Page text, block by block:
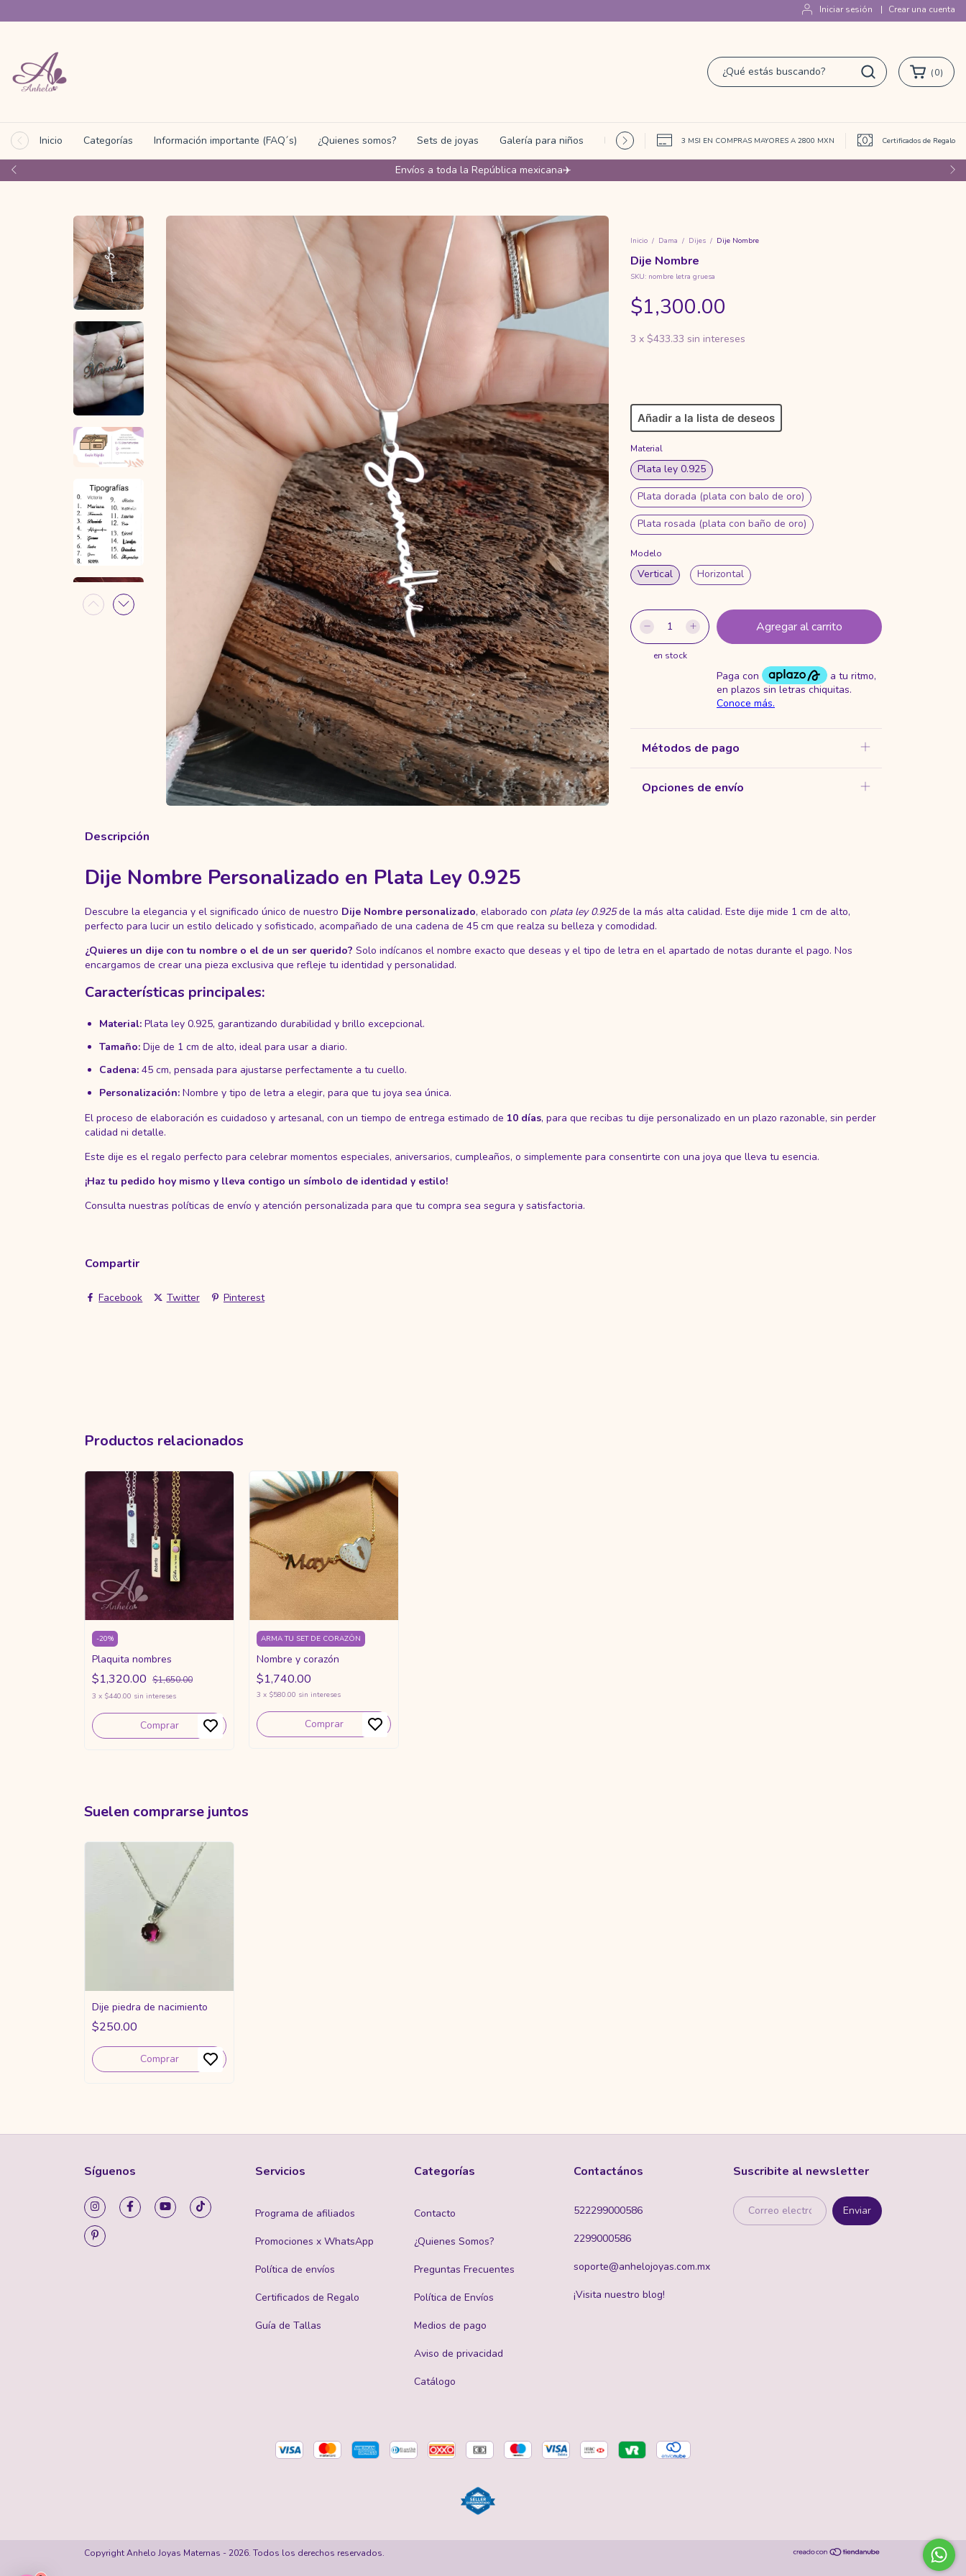
Iniciar sesión | Crear una cuenta
Envíos a toda la República mexicana✈️
(0)
Inicio Categorías Información importante (FAQ´s) ¿Quienes somos? Sets de joyas Galería para niños Programa de afiliados3 MSI EN COMPRAS MAYORES A 2800 MXN Certificados de Regalo
Inicio / Dama / Dijes / Dije Nombre
Dije Nombre
SKU: nombre letra gruesa
$1,300.00
3 x $433.33 sin intereses
Añadir a la lista de deseos
Material
Plata ley 0.925
Plata dorada (plata con balo de oro)
Plata rosada (plata con baño de oro)
Modelo
Vertical Horizontal
en stock
Métodos de pago
Opciones de envío
Descripción
Dije Nombre Personalizado en Plata Ley 0.925
Descubre la elegancia y el significado único de nuestro Dije Nombre personalizado, elaborado con plata ley 0.925de la más alta calidad. Este dije mide 1 cm de alto,
perfecto para lucir un estilo delicado y sofisticado, acompañado de una cadena de 45 cm que realza su belleza y comodidad.
¿Quieres un dije con tu nombre o el de un ser querido? Solo indícanos el nombre exacto que deseas y el tipo de letra en el apartado de notas durante el pago. Nos
encargamos de crear una pieza exclusiva que refleje tu identidad y personalidad.
Características principales:
Material: Plata ley 0.925, garantizando durabilidad y brillo excepcional.
Tamaño: Dije de 1 cm de alto, ideal para usar a diario.
Cadena: 45 cm, pensada para ajustarse perfectamente a tu cuello.
Personalización: Nombre y tipo de letra a elegir, para que tu joya sea única.
El proceso de elaboración es cuidadoso y artesanal, con un tiempo de entrega estimado de 10 días, para que recibas tu dije personalizado en un plazo razonable, sin perder
calidad ni detalle.
Este dije es el regalo perfecto para celebrar momentos especiales, aniversarios, cumpleaños, o simplemente para consentirte con una joya que lleva tu esencia.
¡Haz tu pedido hoy mismo y lleva contigo un símbolo de identidad y estilo!
Consulta nuestras políticas de envío y atención personalizada para que tu compra sea segura y satisfactoria.
Compartir
Facebook Twitter Pinterest
Productos relacionados
-20%
Plaquita nombres
$1,320.00 $1,650.00
3 x $440.00 sin intereses
Comprar
ARMA TU SET DE CORAZÓN
Nombre y corazón
$1,740.00
3 x $580.00 sin intereses
Comprar
Suelen comprarse juntos
Dije piedra de nacimiento
$250.00
Comprar
Síguenos Servicios
Programa de afiliados
Promociones x WhatsApp
Política de envíos
Certificados de Regalo
Guía de Tallas
Categorías
Contacto
¿Quienes Somos?
Preguntas Frecuentes
Política de Envíos
Medios de pago
Aviso de privacidad
Catálogo
Contactános
522299000586
2299000586
soporte@anhelojoyas.com.mx
¡Visita nuestro blog!
Suscribite al newsletter
Copyright Anhelo Joyas Maternas - 2026. Todos los derechos reservados.